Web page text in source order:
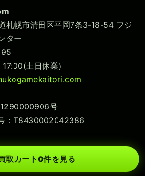
札幌市清田区平岡7条3-18-54 フジ
ター
土日休業）
号
：T8430002042386
取カート0件を見る